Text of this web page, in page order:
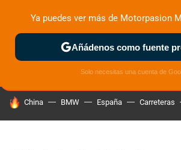
ZONA DE PRUEBAS DEPORTIVAS
HOY SE HABLA DE
China BMW España Carreteras
Ya puedes ver más de Motorpasion
Añádenos como fuente
Solo necesitas una cuenta de